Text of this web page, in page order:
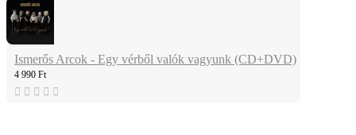
Ismerős Arcok - Egy vérből valók vagyunk (CD+DVD)
4 990 Ft